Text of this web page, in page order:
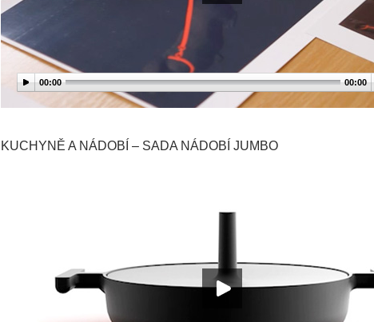
00:00 00:00
KUCHYNĚ A NÁDOBÍ – SADA NÁDOBÍ JUMBO